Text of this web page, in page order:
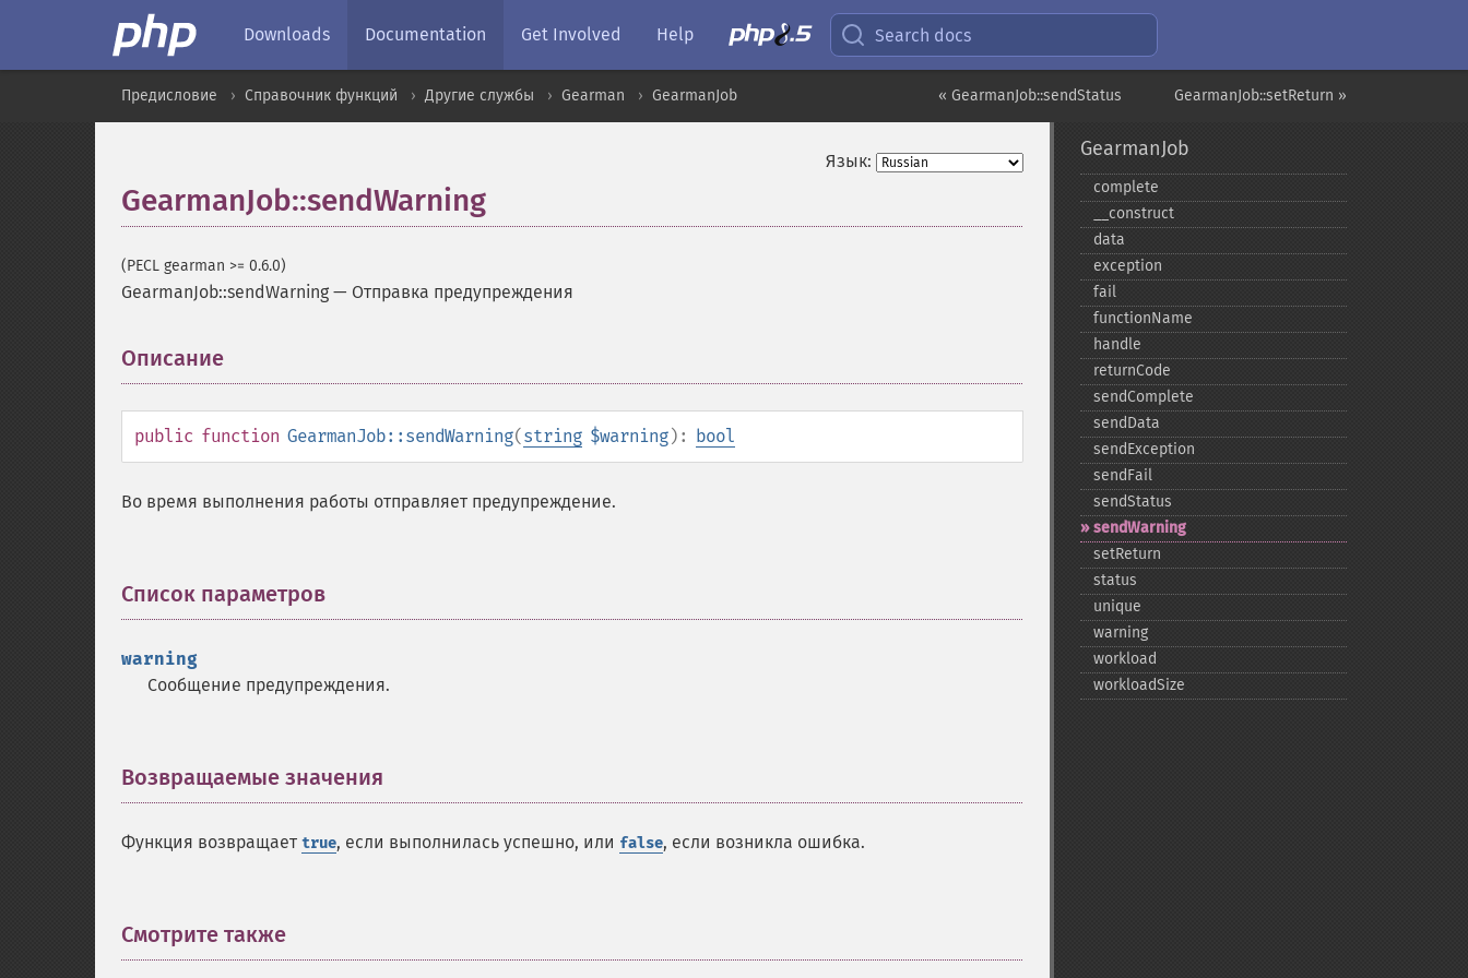
Downloads Documentation Get Involved Help Search docs
GearmanJob::setReturn »
« GearmanJob::sendStatus
Предисловие Справочник функций Другие службы Gearman GearmanJob
Язык:
GearmanJob::sendWarning
(PECL gearman >= 0.6.0)
GearmanJob::sendWarning — Отправка предупреждения
Описание
public function GearmanJob::sendWarning(string $warning): bool
Во время выполнения работы отправляет предупреждение.
Список параметров
warning
Сообщение предупреждения.
Возвращаемые значения
Функция возвращает true, если выполнилась успешно, или false, если возникла ошибка.
Смотрите также
GearmanJob
complete
_​_​construct
data
exception
fail
functionName
handle
returnCode
sendComplete
sendData
sendException
sendFail
sendStatus
sendWarning
setReturn
status
unique
warning
workload
workloadSize